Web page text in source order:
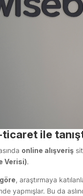
ile
online alışveriş
Verisi).
, araştırmaya
yapmışlar. Bu da